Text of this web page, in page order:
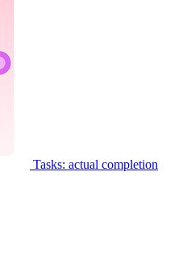
Tasks: actual completion